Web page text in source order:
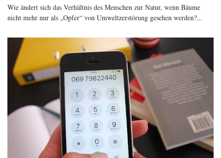
Wie ändert sich das Verhältnis des Menschen zur Natur, wenn Bäume
nicht mehr nur als „Opfer“ von Umweltzerstörung gesehen werden?